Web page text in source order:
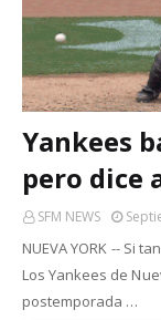
Yankees
pero dice
SFM NEWS
NUEVA YORK -- Si
Los Yankees de
postemporada …